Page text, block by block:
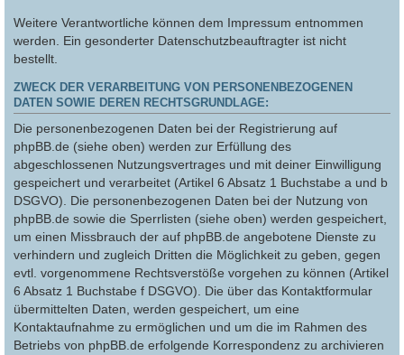
Weitere Verantwortliche können dem Impressum entnommen
werden. Ein gesonderter Datenschutzbeauftragter ist nicht
bestellt.
ZWECK DER VERARBEITUNG VON PERSONENBEZOGENEN
DATEN SOWIE DEREN RECHTSGRUNDLAGE:
Die personenbezogenen Daten bei der Registrierung auf
phpBB.de (siehe oben) werden zur Erfüllung des
abgeschlossenen Nutzungsvertrages und mit deiner Einwilligung
gespeichert und verarbeitet (Artikel 6 Absatz 1 Buchstabe a und b
DSGVO). Die personenbezogenen Daten bei der Nutzung von
phpBB.de sowie die Sperrlisten (siehe oben) werden gespeichert,
um einen Missbrauch der auf phpBB.de angebotene Dienste zu
verhindern und zugleich Dritten die Möglichkeit zu geben, gegen
evtl. vorgenommene Rechtsverstöße vorgehen zu können (Artikel
6 Absatz 1 Buchstabe f DSGVO). Die über das Kontaktformular
übermittelten Daten, werden gespeichert, um eine
Kontaktaufnahme zu ermöglichen und um die im Rahmen des
Betriebs von phpBB.de erfolgende Korrespondenz zu archivieren